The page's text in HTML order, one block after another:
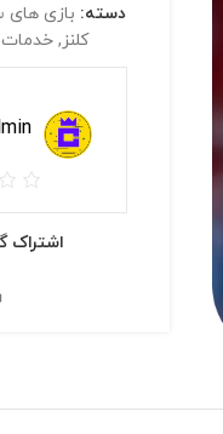
دسته: بازی
کلنز, خدمات
اشتراک